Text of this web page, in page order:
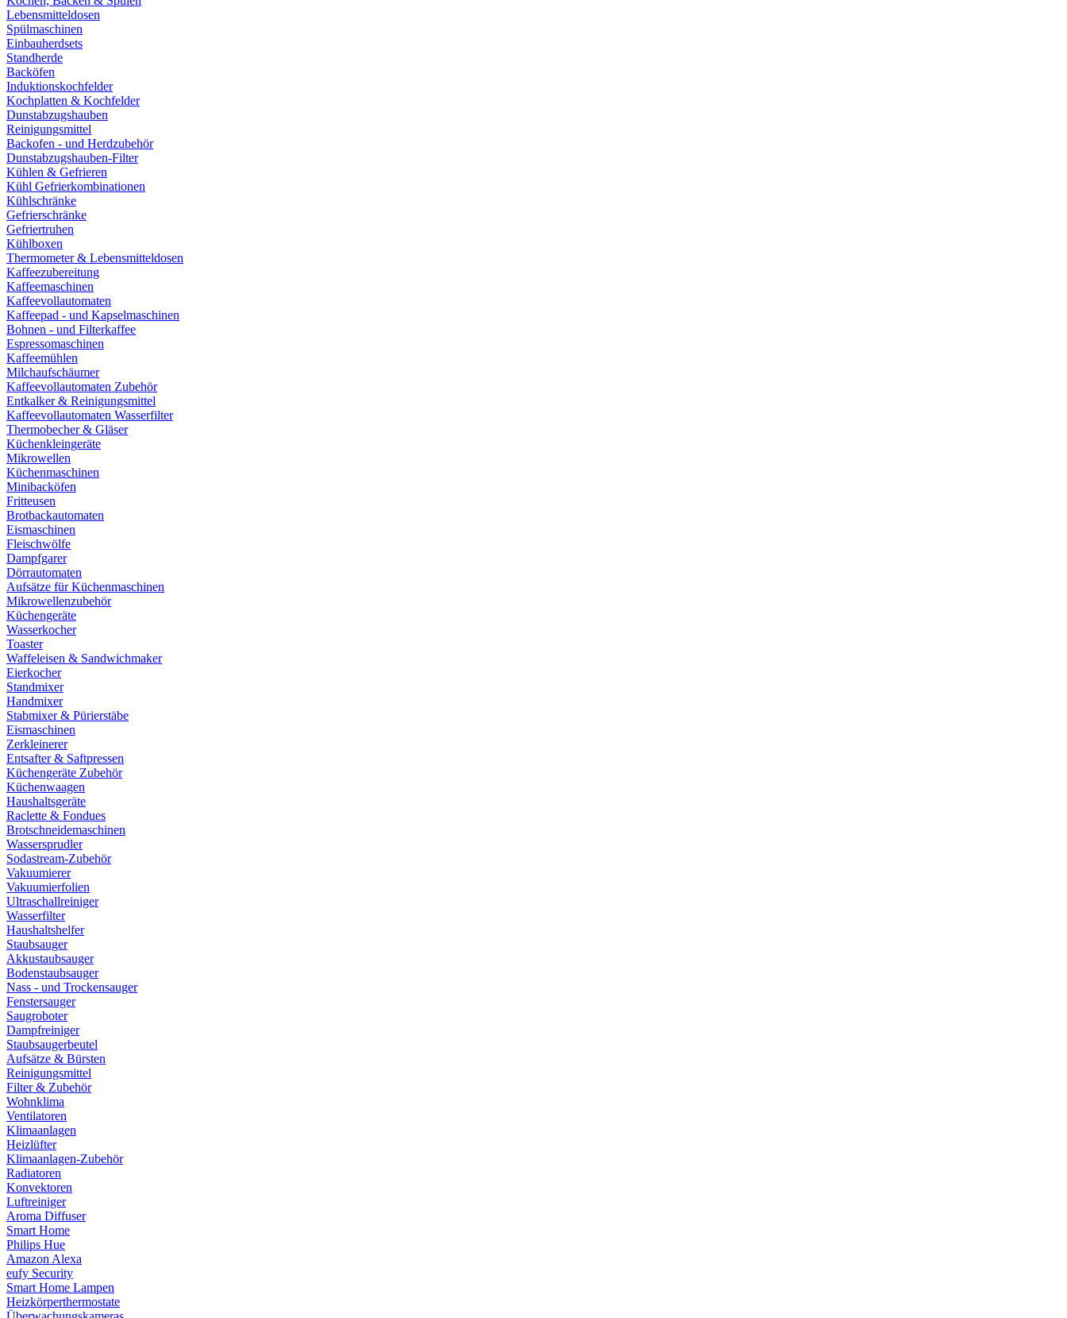
Lebensmitteldosen
Spülmaschinen
Einbauherdsets
Standherde
Backöfen
Induktionskochfelder
Kochplatten & Kochfelder
Dunstabzugshauben
Reinigungsmittel
Backofen - und Herdzubehör
Dunstabzugshauben-Filter
Kühlen & Gefrieren
Kühl Gefrierkombinationen
Kühlschränke
Gefrierschränke
Gefriertruhen
Kühlboxen
Thermometer & Lebensmitteldosen
Kaffeezubereitung
Kaffeemaschinen
Kaffeevollautomaten
Kaffeepad - und Kapselmaschinen
Bohnen - und Filterkaffee
Espressomaschinen
Kaffeemühlen
Milchaufschäumer
Kaffeevollautomaten Zubehör
Entkalker & Reinigungsmittel
Kaffeevollautomaten Wasserfilter
Thermobecher & Gläser
Küchenkleingeräte
Mikrowellen
Küchenmaschinen
Minibacköfen
Fritteusen
Brotbackautomaten
Eismaschinen
Fleischwölfe
Dampfgarer
Dörrautomaten
Aufsätze für Küchenmaschinen
Mikrowellenzubehör
Küchengeräte
Wasserkocher
Toaster
Waffeleisen & Sandwichmaker
Eierkocher
Standmixer
Handmixer
Stabmixer & Pürierstäbe
Eismaschinen
Zerkleinerer
Entsafter & Saftpressen
Küchengeräte Zubehör
Küchenwaagen
Haushaltsgeräte
Raclette & Fondues
Brotschneidemaschinen
Wassersprudler
Sodastream-Zubehör
Vakuumierer
Vakuumierfolien
Ultraschallreiniger
Wasserfilter
Haushaltshelfer
Staubsauger
Akkustaubsauger
Bodenstaubsauger
Nass - und Trockensauger
Fenstersauger
Saugroboter
Dampfreiniger
Staubsaugerbeutel
Aufsätze & Bürsten
Reinigungsmittel
Filter & Zubehör
Wohnklima
Ventilatoren
Klimaanlagen
Heizlüfter
Klimaanlagen-Zubehör
Radiatoren
Konvektoren
Luftreiniger
Aroma Diffuser
Smart Home
Philips Hue
Amazon Alexa
eufy Security
Smart Home Lampen
Heizkörperthermostate